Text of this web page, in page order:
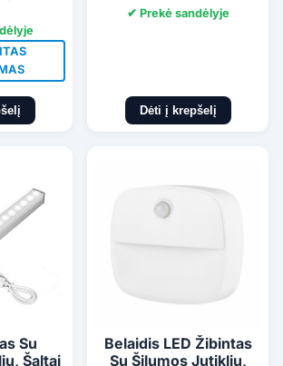
✔ Prekė sandėlyje
Dėti į krepšelį
Su
Šaltai
Belaidis LED Žibintas
Su Šilumos Jutikliu,